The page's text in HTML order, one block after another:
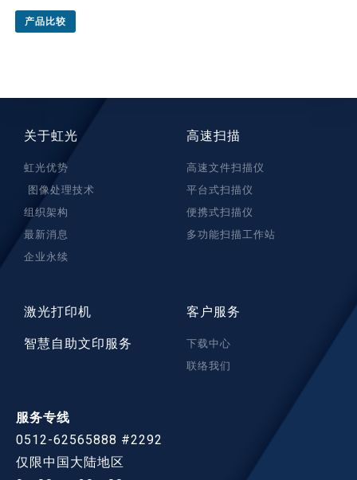
产品比较
关于虹光
虹光优势
图像处理技术
组织架构
最新消息
企业永续
高速扫描
高速文件扫描仪
平台式扫描仪
便携式扫描仪
多功能扫描工作站
激光打印机
智慧自助文印服务
客户服务
下载中心
联络我们
服务专线
0512-62565888 #2292
仅限中国大陆地区